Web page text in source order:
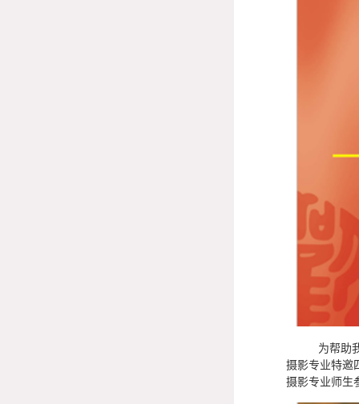
为帮助我院
摄影专业特邀
摄影专业师生